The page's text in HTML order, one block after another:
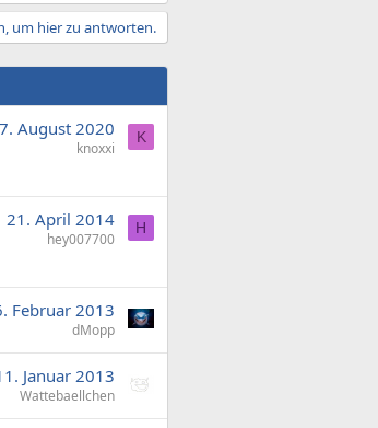
um hier zu antworten.
August 2020
knoxxi
K
21. April 2014
hey007700
H
Februar 2013
dMopp
Januar 2013
Wattebaellchen